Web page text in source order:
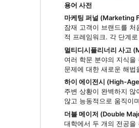
용어 사전
마케팅 퍼널 (Marketing
잠재 고객이 브랜드를
적 프레임워크. 각 단계
멀티디시플리너리 사고
여러 학문 분야의 지식
문제에 대한 새로운 해
하이 에이전시 (High-
주변 상황이 완벽하지
않고 능동적으로 움직이
더블 메이저 (Double
대학에서 두 개의 전공